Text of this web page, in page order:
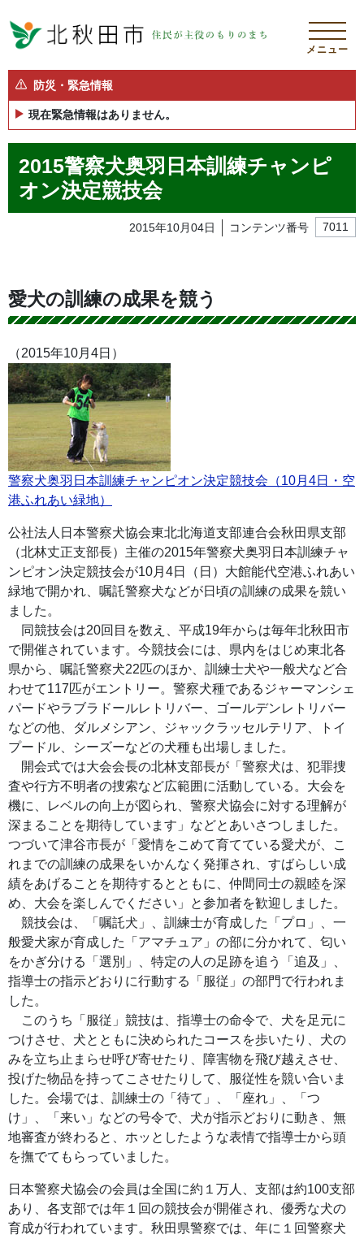
メニュー
防災・緊急情報
現在緊急情報はありません。
2015警察犬奥羽日本訓練チャンピ
オン決定競技会
2015年10月04日 コンテンツ番号 7011
愛犬の訓練の成果を競う
（2015年10月4日）
警察犬奥羽日本訓練チャンピオン決定競技会（10月4日・空
港ふれあい緑地）
公社法人日本警察犬協会東北北海道支部連合会秋田県支部
（北林丈正支部長）主催の2015年警察犬奥羽日本訓練チャ
ンピオン決定競技会が10月4日（日）大館能代空港ふれあい
緑地で開かれ、嘱託警察犬などが日頃の訓練の成果を競い
ました。
同競技会は20回目を数え、平成19年からは毎年北秋田市
で開催されています。今競技会には、県内をはじめ東北各
県から、嘱託警察犬22匹のほか、訓練士犬や一般犬など合
わせて117匹がエントリー。警察犬種であるジャーマンシェ
パードやラブラドールレトリバー、ゴールデンレトリバー
などの他、ダルメシアン、ジャックラッセルテリア、トイ
プードル、シーズーなどの犬種も出場しました。
開会式では大会会長の北林支部長が「警察犬は、犯罪捜
査や行方不明者の捜索など広範囲に活動している。大会を
機に、レベルの向上が図られ、警察犬協会に対する理解が
深まることを期待しています」などとあいさつしました。
つづいて津谷市長が「愛情をこめて育てている愛犬が、こ
れまでの訓練の成果をいかんなく発揮され、すばらしい成
績をあげることを期待するとともに、仲間同士の親睦を深
め、大会を楽しんでください」と参加者を歓迎しました。
競技会は、「嘱託犬」、訓練士が育成した「プロ」、一
般愛犬家が育成した「アマチュア」の部に分かれて、匂い
をかぎ分ける「選別」、特定の人の足跡を追う「追及」、
指導士の指示どおりに行動する「服従」の部門で行われま
した。
このうち「服従」競技は、指導士の命令で、犬を足元に
つけさせ、犬とともに決められたコースを歩いたり、犬の
みを立ち止まらせ呼び寄せたり、障害物を飛び越えさせ、
投げた物品を持ってこさせたりして、服従性を競い合いま
した。会場では、訓練士の「待て」、「座れ」、「つ
け」、「来い」などの号令で、犬が指示どおりに動き、無
地審査が終わると、ホッとしたような表情で指導士から頭
を撫でてもらっていました。
日本警察犬協会の会員は全国に約１万人、支部は約100支部
あり、各支部では年１回の競技会が開催され、優秀な犬の
育成が行われています。秋田県警察では、年に１回警察犬